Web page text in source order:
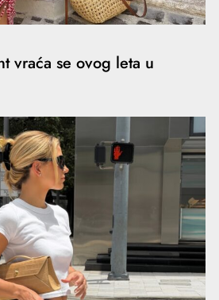
vraća se ovog leta u